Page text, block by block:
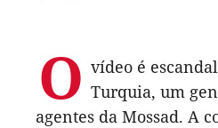
O vídeo é
Turquia, um
agentes da Mossad. A